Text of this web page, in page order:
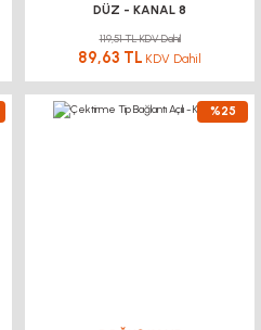
DÜZ - KANAL 8
119,51 TL KDV Dahil
89,63 TL KDV Dahil
%25